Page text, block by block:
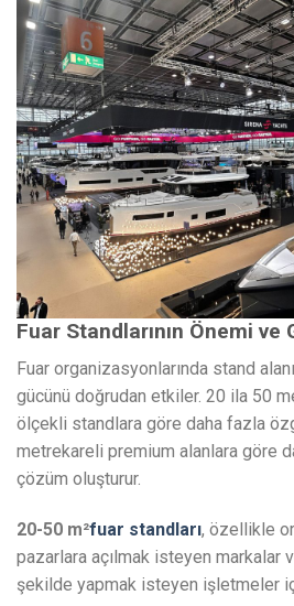
Fuar Standlarının Önemi ve
Fuar organizasyonlarında stand
gücünü doğrudan etkiler. 20 ila 50
ölçekli standlara göre daha fazla
metrekareli premium alanlara göre
çözüm oluşturur.
20-50 m²fuar standları, özellikle
pazarlara açılmak isteyen markalar
şekilde yapmak isteyen işletmeler